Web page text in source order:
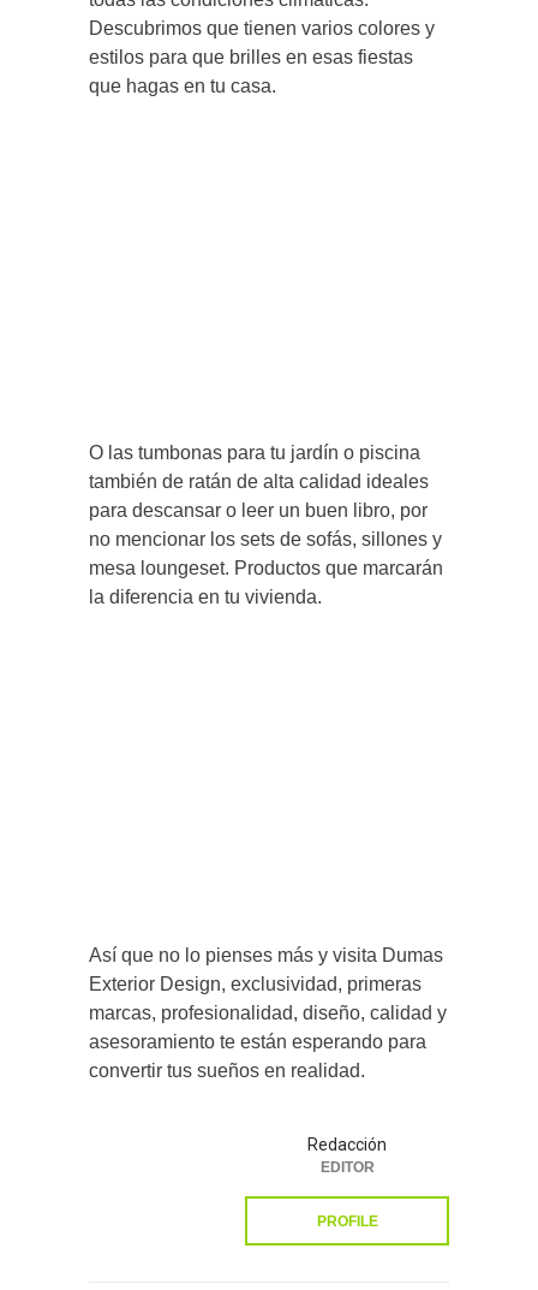
Descubrimos que tienen varios colores y
estilos para que brilles en esas fiestas
que hagas en tu casa.
O las tumbonas para tu jardín o piscina
también de ratán de alta calidad ideales
para descansar o leer un buen libro, por
no mencionar los sets de sofás, sillones y
mesa loungeset. Productos que marcarán
la diferencia en tu vivienda.
Así que no lo pienses más y visita Dumas
Exterior Design, exclusividad, primeras
marcas, profesionalidad, diseño, calidad y
asesoramiento te están esperando para
convertir tus sueños en realidad.
Redacción
EDITOR
PROFILE